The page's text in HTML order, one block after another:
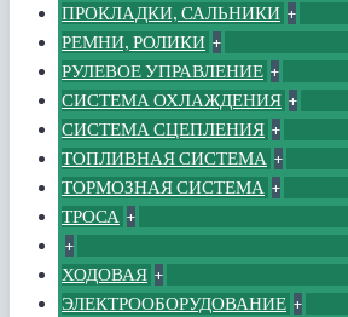
ПРОКЛАДКИ, САЛЬНИКИ +
РЕМНИ, РОЛИКИ +
РУЛЕВОЕ УПРАВЛЕНИЕ +
СИСТЕМА ОХЛАЖДЕНИЯ +
СИСТЕМА СЦЕПЛЕНИЯ +
ТОПЛИВНАЯ СИСТЕМА +
ТОРМОЗНАЯ СИСТЕМА +
ТРОСА +
+
ХОДОВАЯ +
ЭЛЕКТРООБОРУДОВАНИЕ +